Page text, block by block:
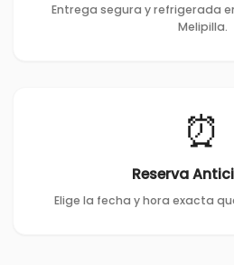
Entrega segura y refrigerada
Melipilla.
⏰
Reserva
Elige la fecha y hora exacta